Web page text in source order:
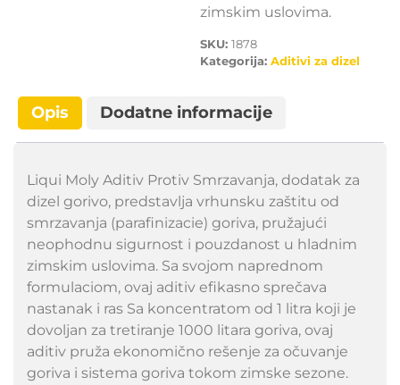
zimskim uslovima.
SKU: 1878
Kategorija: Aditivi za dizel
Opis Dodatne informacije
Liqui Moly Aditiv Protiv Smrzavanja, dodatak za
dizel gorivo, predstavlja vrhunsku zaštitu od
smrzavanja (parafinizacie) goriva, pružajući
neophodnu sigurnost i pouzdanost u hladnim
zimskim uslovima. Sa svojom naprednom
formulaciom, ovaj aditiv efikasno sprečava
nastanak i ras Sa koncentratom od 1 litra koji je
dovoljan za tretiranje 1000 litara goriva, ovaj
aditiv pruža ekonomično rešenje za očuvanje
goriva i sistema goriva tokom zimske sezone.